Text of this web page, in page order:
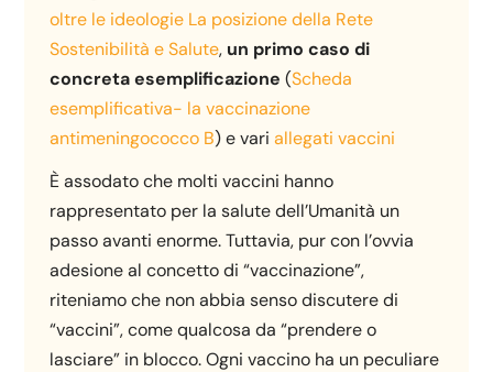
oltre le ideologie La posizione della Rete
Sostenibilità e Salute, un primo caso di
concreta esemplificazione (Scheda
esemplificativa- la vaccinazione
antimeningococco B) e variallegati vaccini
È assodato che molti vaccini hanno
rappresentato per la salute dell’Umanità un
passo avanti enorme. Tuttavia, pur con l’ovvia
adesione al concetto di “vaccinazione”,
riteniamo che non abbia senso discutere di
“vaccini”, come qualcosa da “prendere o
lasciare” in blocco. Ogni vaccino ha un peculiare